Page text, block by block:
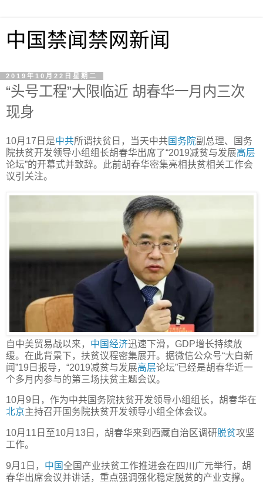
中国禁闻禁网新闻
2019年10月22日星期二
“头号工程”大限临近 胡春华一月内三次
现身
10月17日是中共所谓扶贫日，当天中共 国务院副总理、国务
院扶贫开发领导小组组长胡春华出席了“2019减贫与发展高层
论坛”的开幕式并致辞。此前胡春华密集亮相扶贫相关工作会
议引关注。
自中美贸易战以来， 中国经济迅速下滑，GDP增长持续放
缓。在此背景下，扶贫议程密集展开。据微信公众号“大白新
闻”19日报导，“2019减贫与发展高层论坛”已经是胡春华近一
个多月内参与的第三场扶贫主题会议。
10月9日，作为中共国务院扶贫开发领导小组组长，胡春华在
北京主持召开国务院扶贫开发领导小组全体会议。
10月11日至10月13日，胡春华来到西藏自治区调研脱贫攻坚
工作。
9月1日， 中国全国产业扶贫工作推进会在四川广元举行，胡
春华出席会议并讲话，重点强调强化稳定脱贫的产业支撑。